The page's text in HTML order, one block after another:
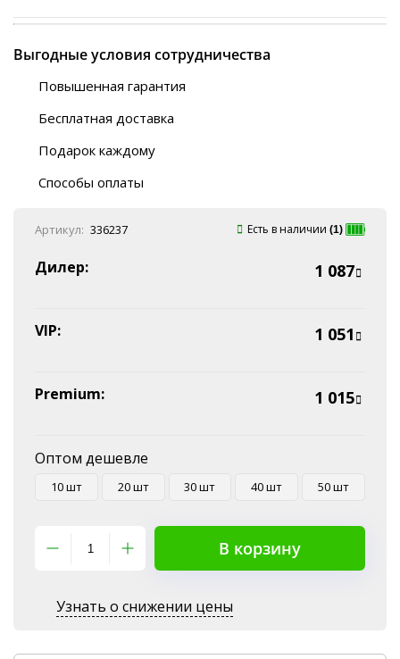
Выгодные условия сотрудничества
Повышенная гарантия
Бесплатная доставка
Автобусы (по ЮФО)
“BlaBlaCar” (по ЮФО)
Подарок каждому
Способы оплаты
Наличные
Эквайринг
Оплата на P/C
Артикул: 336237 Есть в наличии (1)
Дилер: 1 087
VIP: 1 051
Premium: 1 015
Оптом дешевле
10 шт 20 шт 30 шт 40 шт 50 шт
В корзину
Узнать о снижении цены